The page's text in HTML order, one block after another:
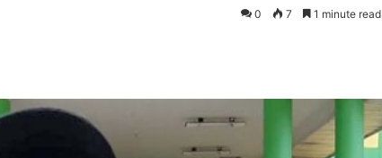
0 7 1 minute read